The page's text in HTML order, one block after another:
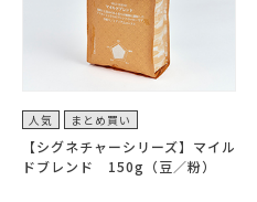
人気 まとめ買い
【シグネチャーシリーズ】マイル
ドブレンド 150g（豆／粉）